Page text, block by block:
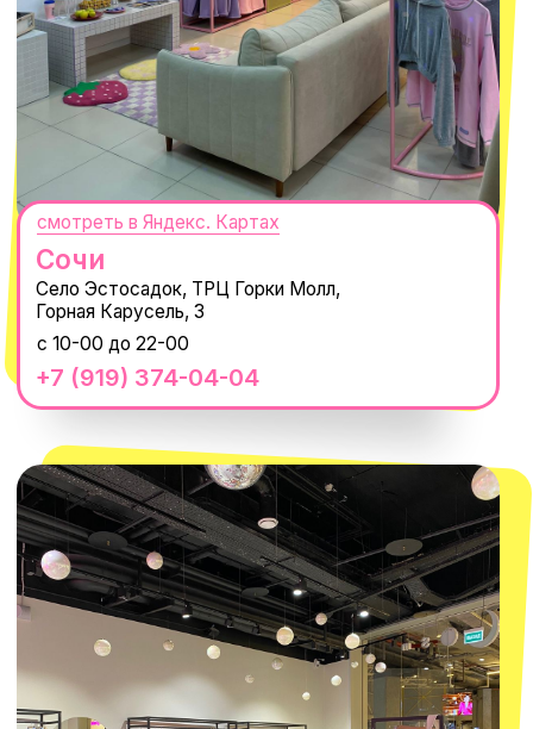
ИП Проворный Алексей Алексеевич
ОГРНИП 320665800076581
Telegram
WhatsApp
8 800 550-06-92
macrocosm_store@mail.ru
КОНТАКТЫ
Оплата долями
Обмен и возврат
Доставка и оплата
Вакансии
Реквизиты
Наши путешествия
Новости
Каталог
О КОМПАНИИ
Нажимая "Подписаться", вы соглашаетесь с
Политикой обработки
персональных данныхиСогласием на рассылку электронных
сообщений
@MACROCOSM_STORE
MACROCOSM
300'000+ подписчиков
14'000+ подписчиков в нашем Telegram-канале
Пользовательское соглашение
Политика обработки персональных